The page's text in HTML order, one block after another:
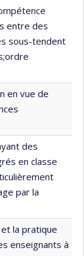
entre des
sous-tendent
en vue de
des
en classe
par la
la pratique
enseignants à